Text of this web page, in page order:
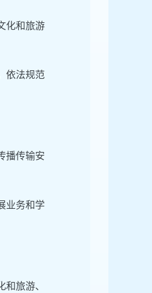
化和旅游
依法规范
播传输安
业务和学
旅游、